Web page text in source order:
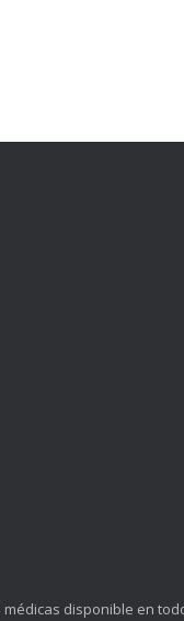
médicas disponible en